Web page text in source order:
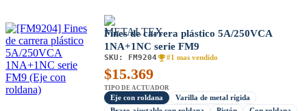
Fines de carrera plástico 5A/250VCA
1NA+1NC serie FM9
SKU: FM9204 #1 mas vendido
$15.369
TIPO DE ACTUADOR
Eje con roldana
Varilla de metal rígida